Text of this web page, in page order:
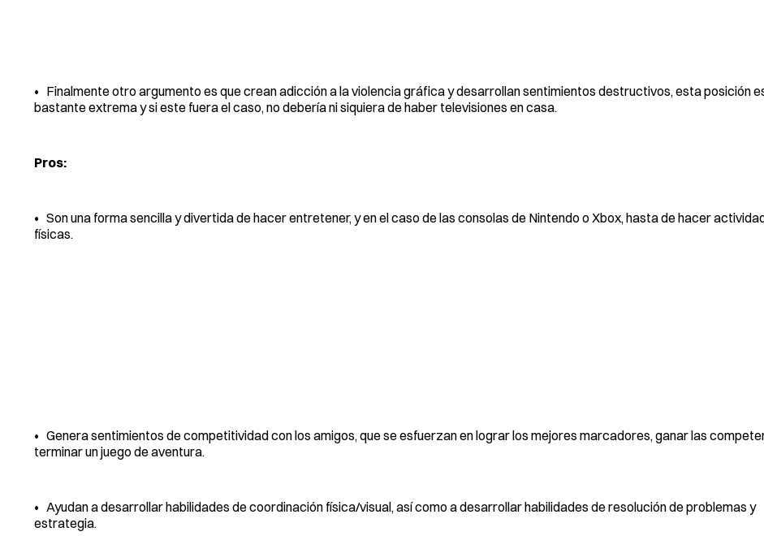
• Finalmente otro argumento es que crean adicción a la violencia gráfica y desarrollan sentimientos destructivos, esta posición
bastante extrema y si este fuera el caso, no debería ni siquiera de haber televisiones en casa.
Pros:
• Son una forma sencilla y divertida de hacer entretener, y en el caso de las consolas de Nintendo o Xbox, hasta de hacer
físicas.
• Genera sentimientos de competitividad con los amigos, que se esfuerzan en lograr los mejores marcadores, ganar las
terminar un juego de aventura.
• Ayudan a desarrollar habilidades de coordinación física/visual, así como a desarrollar habilidades de resolución de problemas y
estrategia.